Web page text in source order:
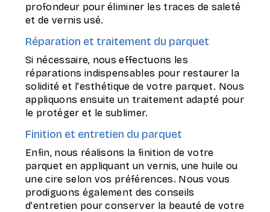
profondeur pour éliminer les traces de saleté
et de vernis usé.
Réparation et traitement du parquet
Si nécessaire, nous effectuons les
réparations indispensables pour restaurer la
solidité et l'esthétique de votre parquet. Nous
appliquons ensuite un traitement adapté pour
le protéger et le sublimer.
Finition et entretien du parquet
Enfin, nous réalisons la finition de votre
parquet en appliquant un vernis, une huile ou
une cire selon vos préférences. Nous vous
prodiguons également des conseils
d'entretien pour conserver la beauté de votre